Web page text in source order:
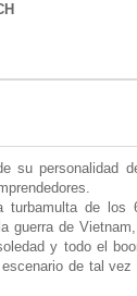
su personalidad
turbamulta de los
guerra de
y todo el
de tal